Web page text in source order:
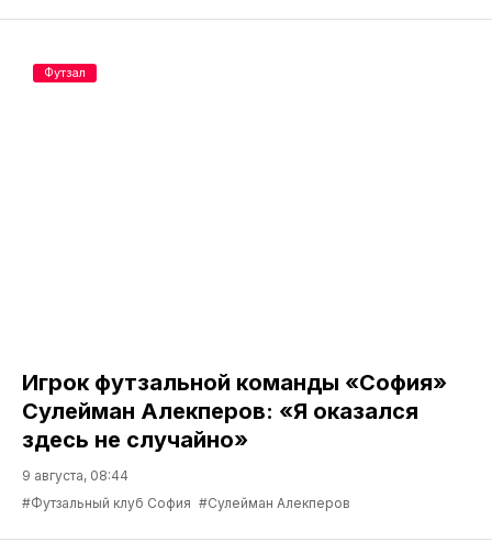
Игрок футзальной команды «София»
Сулейман Алекперов: «Я оказался
здесь не случайно»
9 августа, 08:44
#Футзальный клуб София #Сулейман Алекперов
Футзал